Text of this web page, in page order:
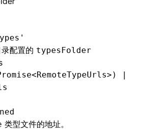
录配置的 typesFolder
|
类型文件的地址。